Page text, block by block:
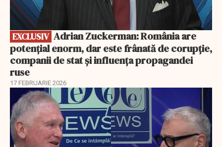
EXCLUSIV
potențial enorm, dar este frânată de corupție,
companii de stat și influența propagandei
ruse
17 FEBRUARIE 2026
EXCLUSIV